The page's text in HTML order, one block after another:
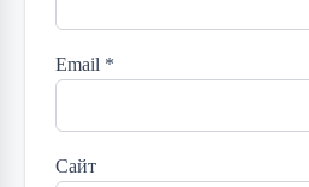
Email *
Сайт